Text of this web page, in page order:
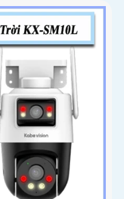
hiện người và